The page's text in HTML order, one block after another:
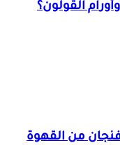
القولون؟
من القهوة